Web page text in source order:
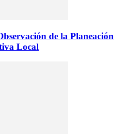
de la Planeación
Local